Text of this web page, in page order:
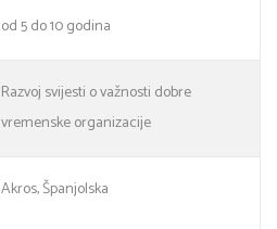
od 5 do 10 godina
Razvoj svijesti o važnosti dobre
vremenske organizacije
Akros, Španjolska